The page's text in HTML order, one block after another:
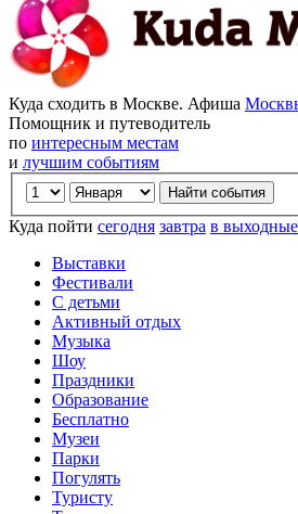
Куда сходить в Москве. Афиша
Помощник и путеводитель
по интересным местам
и лучшим событиям
Куда пойти сегодня завтра в выходные
Выставки
Фестивали
С детьми
Активный отдых
Музыка
Шоу
Праздники
Образование
Бесплатно
Музеи
Парки
Погулять
Туристу